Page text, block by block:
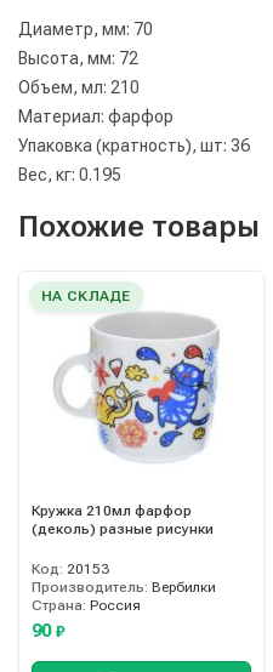
Диаметр, мм: 70
Высота, мм: 72
Объем, мл: 210
Материал: фарфор
Упаковка (кратность), шт: 36
Вес, кг: 0.195
Похожие товары
НА СКЛАДЕ
Кружка 210мл фарфор
(деколь) разные рисунки
Код: 20153
Производитель: Вербилки
Страна: Россия
90 ₽